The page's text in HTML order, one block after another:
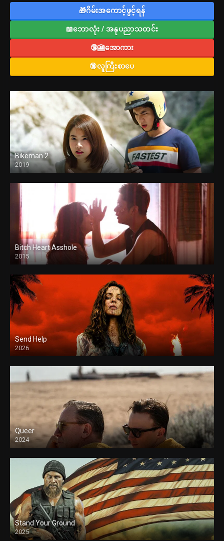
🎁ဂိမ်းအကောင့်ဖွင့်ရန်
📖ဘောလုံး / အနုပညာသတင်း
🔞🎦အောကား
🔞လူကြီးစာပေ
Bikeman 2
2019
Bitch Heart Asshole
2015
Send Help
2026
Queer
2024
Stand Your Ground
2025